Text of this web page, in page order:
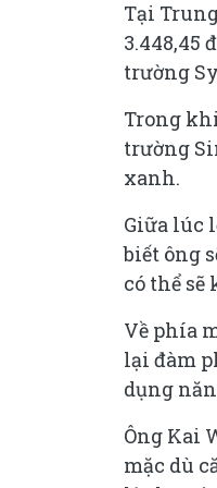
Tại
3.448,45
trường
Trong
trường
xanh.
Giữa lúc
biết ông
có thể
Về phía
lại đàm
dụng
Ông Kai
mặc dù